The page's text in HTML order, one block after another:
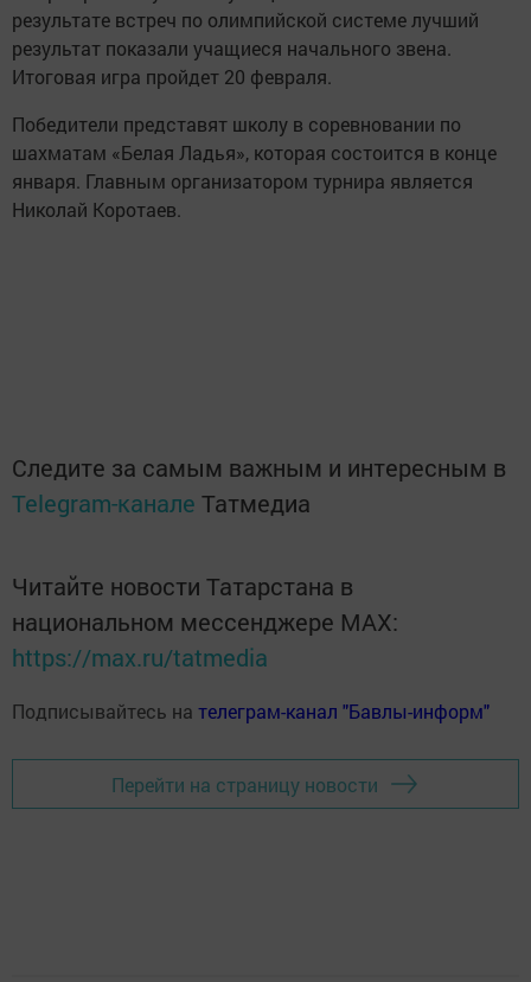
результате встреч по олимпийской системе лучший
результат показали учащиеся начального звена.
Итоговая игра пройдет 20 февраля.
Победители представят школу в соревновании по
шахматам «Белая Ладья», которая состоится в конце
января. Главным организатором турнира является
Николай Коротаев.
Следите за самым важным и интересным в
Telegram-канале Татмедиа
Читайте новости Татарстана в
национальном мессенджере MАХ:
https://max.ru/tatmedia
Подписывайтесь на телеграм-канал "Бавлы-информ"
Перейти на страницу новости